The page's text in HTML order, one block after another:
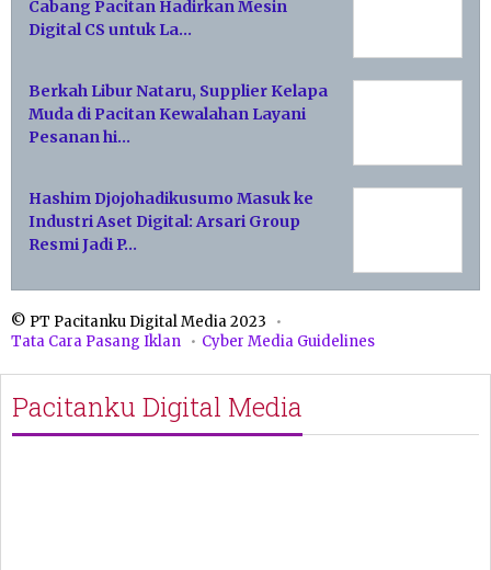
Cabang Pacitan Hadirkan Mesin
Digital CS untuk La…
Berkah Libur Nataru, Supplier Kelapa
Muda di Pacitan Kewalahan Layani
Pesanan hi…
Hashim Djojohadikusumo Masuk ke
Industri Aset Digital: Arsari Group
Resmi Jadi P…
© PT Pacitanku Digital Media 2023
Tata Cara Pasang Iklan
Cyber Media Guidelines
Pacitanku Digital Media